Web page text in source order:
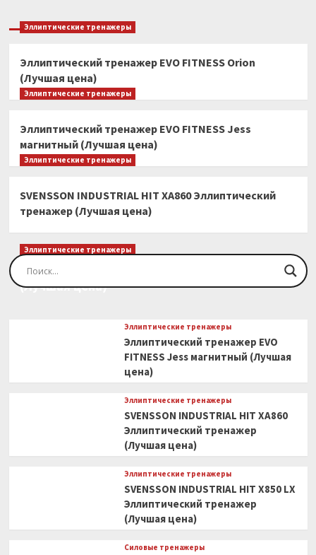
Эллиптические тренажеры
Эллиптический тренажер EVO FITNESS Orion
(Лучшая цена)
Эллиптические тренажеры
Эллиптический тренажер EVO FITNESS Jess
магнитный (Лучшая цена)
Эллиптические тренажеры
SVENSSON INDUSTRIAL HIT XA860 Эллиптический
тренажер (Лучшая цена)
Эллиптические тренажеры
Эллиптический тренажер EVO FITNESS Orion
(Лучшая цена)
Эллиптические тренажеры
Эллиптический тренажер EVO
FITNESS Jess магнитный (Лучшая
цена)
Эллиптические тренажеры
SVENSSON INDUSTRIAL HIT XA860
Эллиптический тренажер
(Лучшая цена)
Эллиптические тренажеры
SVENSSON INDUSTRIAL HIT X850 LX
Эллиптический тренажер
(Лучшая цена)
Силовые тренажеры